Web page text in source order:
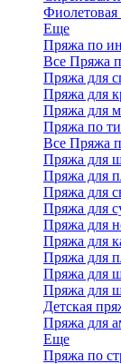
Фиолетовая
Еще
Пряжа по
Все Пряжа
Пряжа для
Пряжа для
Пряжа для
Пряжа по
Все Пряжа
Пряжа для
Пряжа для
Пряжа для
Пряжа для
Пряжа для
Пряжа для
Пряжа для
Пряжа для
Пряжа для
Детская
Пряжа для
Еще
Пряжа по